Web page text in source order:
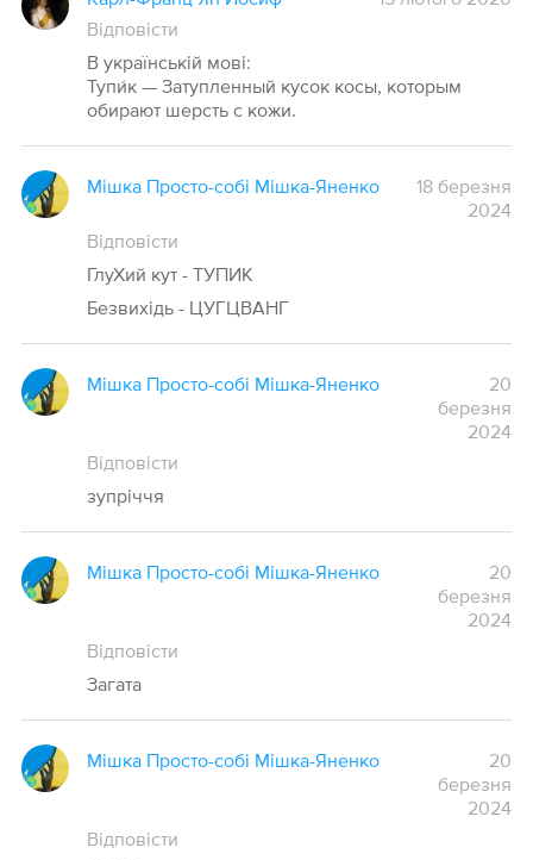
Відповісти
В українській мові:
Тупи́к — Затупленный кусок косы, которым
обирают шерсть с кожи.
Мішка Просто-собі Мішка-Яненко
18 березня
2024
Відповісти
ГлуХий кут - ТУПИК
Безвихідь - ЦУГЦВАНГ
Мішка Просто-собі Мішка-Яненко
20
березня
2024
Відповісти
зупріччя
Мішка Просто-собі Мішка-Яненко
20
березня
2024
Відповісти
Загата
Мішка Просто-собі Мішка-Яненко
20
березня
2024
Відповісти